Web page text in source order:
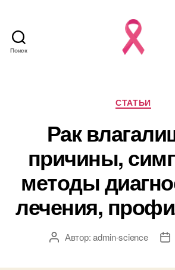
Поиск
Рубрики
СТАТЬИ
Рак
причины,
методы
лечения,
АвторАвтор:admin-science